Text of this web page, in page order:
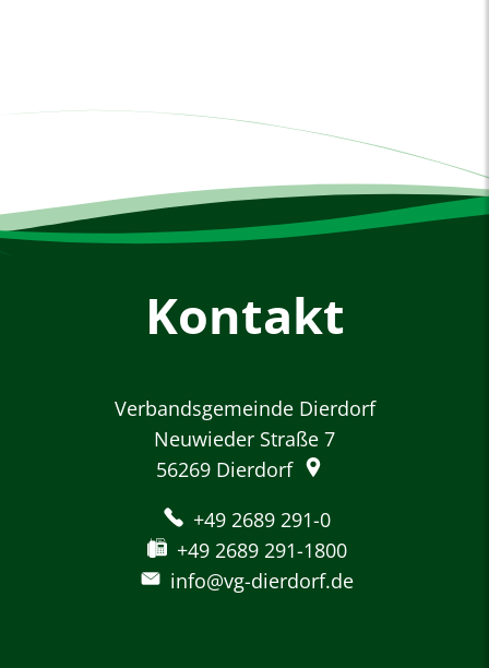
Kontakt
Verbandsgemeinde Dierdorf
Neuwieder Straße 7
56269 Dierdorf
+49 2689 291-0
+49 2689 291-1800
info@vg-dierdorf.de